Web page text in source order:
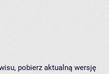
pobierz aktualną wersję